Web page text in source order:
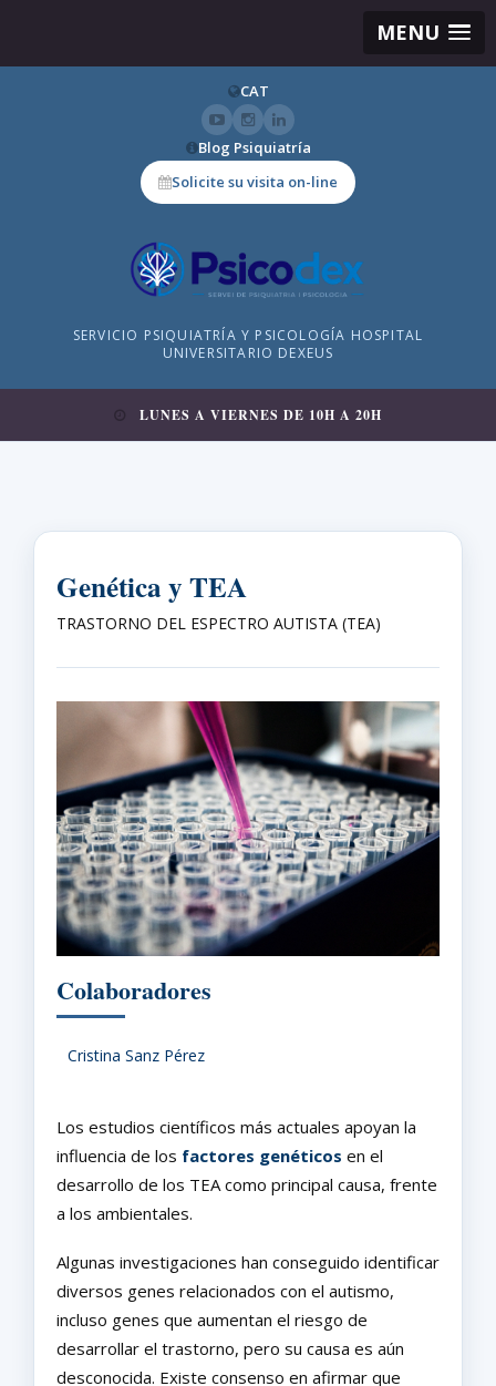
MENU
CAT
Blog Psiquiatría
Solicite su visita on-line
SERVICIO PSIQUIATRÍA Y PSICOLOGÍA HOSPITAL
UNIVERSITARIO DEXEUS
LUNES A VIERNES DE 10H A 20H
Genética y TEA
TRASTORNO DEL ESPECTRO AUTISTA (TEA)
Colaboradores
Cristina Sanz Pérez
Los estudios científicos más actuales apoyan la
influencia de los factores genéticos en el
desarrollo de los TEA como principal causa, frente
a los ambientales.
Algunas investigaciones han conseguido identificar
diversos genes relacionados con el autismo,
incluso genes que aumentan el riesgo de
desarrollar el trastorno, pero su causa es aún
desconocida. Existe consenso en afirmar que